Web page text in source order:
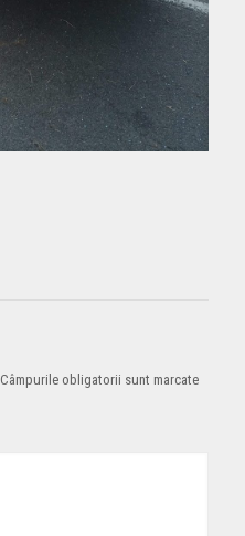
Câmpurile obligatorii sunt marcate